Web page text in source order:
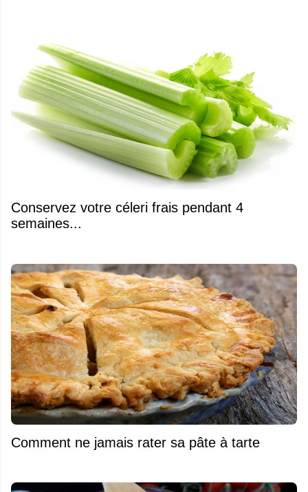
Conservez votre céleri frais pendant 4
semaines...
Comment ne jamais rater sa pâte à tarte